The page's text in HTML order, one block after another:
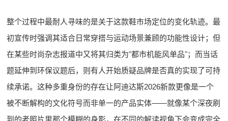
整个过程中最耐人寻味的是关于这款鞋市场定位的变化轨迹。最
初宣传时强调其适合日常穿搭与运动场景兼顾的功能性设计；但
在某些时尚杂志报道中又将其归类为"都市机能风单品"；而当话
题延伸到环保议题后，则有人开始质疑品牌是否真的实现了可持
续承诺。这种多重身份的存在让阿迪达斯2026新款更像是一个
被不断解构的文化符号而非单一的产品实体——就像某个深夜刷
到的老照片里那个模糊的身影，在不同的解读视角下会变成完全